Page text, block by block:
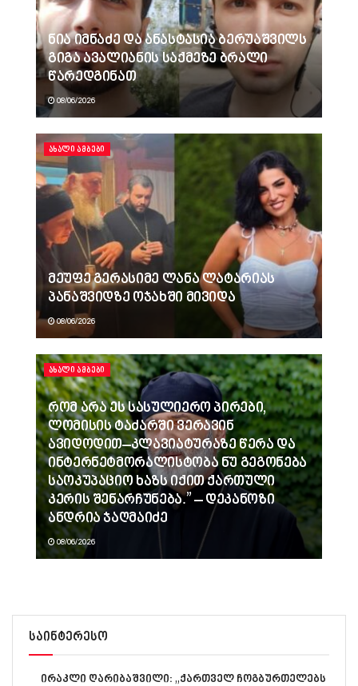
ნია იმნაძე და ანასტასია ბერუაშვილს
გიგა ავალიანის საქმეზე ბრალი
წარედგინათ
08/06/2026
ᲐᲮᲐᲚᲘ ᲐᲛᲑᲔᲑᲘ
მეუფე გერასიმე ლანა ლატარიას
პანაშვიდზე ოჯახში მივიდა
08/06/2026
ᲐᲮᲐᲚᲘ ᲐᲛᲑᲔᲑᲘ
რომ არა ეს სასულიერო პირები,
ლომისის ტაძარში ვერავინ
ავიდოდით–კლავიატურაზე წერა და
ინტერნეტმორალისტობა ნუ გეგონება
საოკუპაციო ხაზს იქით ქართული
კერის შენარჩუნება.” – დეკანოზი
ანდრია ჯაღმაიძე
08/06/2026
საინტერესო
ირაკლი ღარიბაშვილი: „ქართველ ჩოგბურთელებს